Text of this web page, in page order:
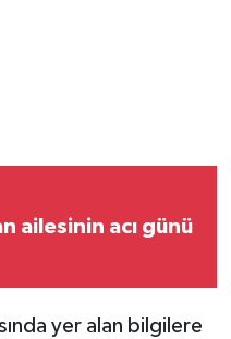
ailesinin acı günü
yer alan bilgilere